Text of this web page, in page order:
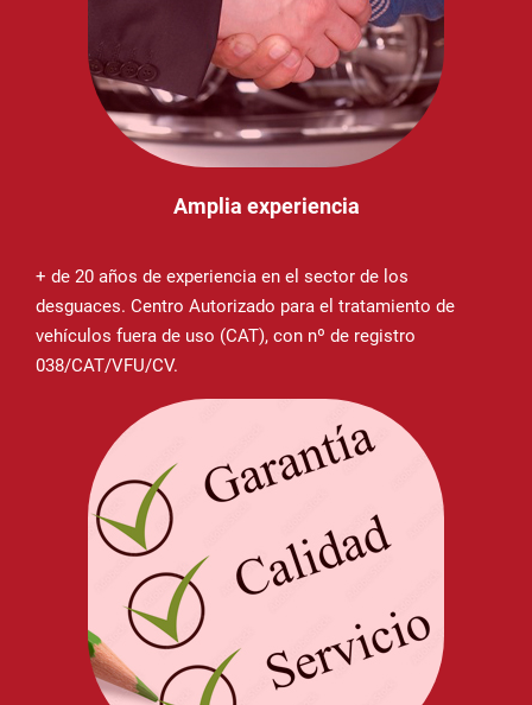
Amplia experiencia
+ de 20 años de experiencia en el sector de los
desguaces. Centro Autorizado para el tratamiento de
vehículos fuera de uso (CAT), con nº de registro
038/CAT/VFU/CV.